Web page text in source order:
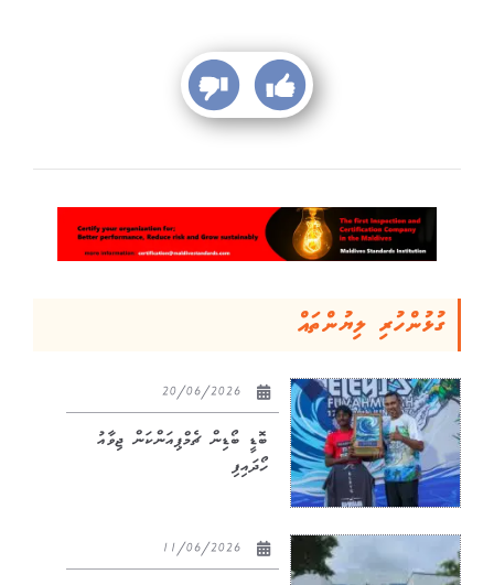
ގުޅުންހުރި ލިޔުންތައް
ބޮޑީ ބޯޑިން ޗެމްޕިއަންކަން ޖިވާއު
ހޯދައިފި